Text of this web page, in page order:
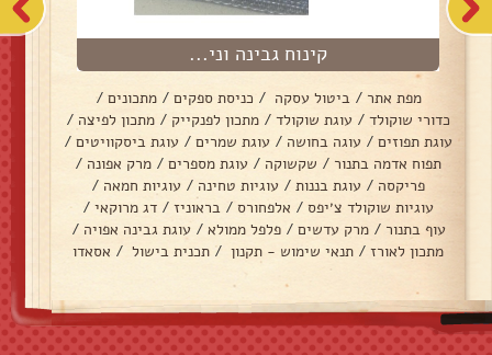
קינוח גבינה וני...
מפת אתר / ביטול עסקה / כניסת ספקים / מתכונים /
כדורי שוקולד / עוגת שוקולד / מתכון לפנקייק / מתכון לפיצה /
עוגת תפוזים / עוגה בחושה / עוגת שמרים / עוגת ביסקוויטים /
תפוח אדמה בתנור / שקשוקה / עוגת מספרים / מרק אפונה /
פריקסה / עוגת בננות / עוגיות טחינה / עוגיות חמאה /
עוגיות שוקולד צ׳יפס / אלפחורס / בראוניז / דג מרוקאי /
עוף בתנור / מרק עדשים / פלפל ממולא / עוגת גבינה אפויה /
מתכון לאורז / תנאי שימוש - תקנון / תכנית בישול / אסאדו